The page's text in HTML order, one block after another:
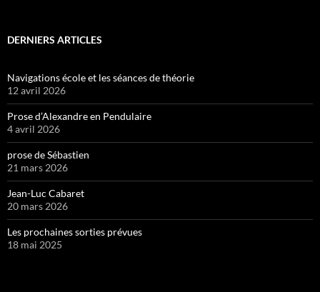
DERNIERS ARTICLES
Navigations école et les séances de théorie
12 avril 2026
Prose d’Alexandre en Pendulaire
4 avril 2026
prose de Sébastien
21 mars 2026
Jean-Luc Cabaret
20 mars 2026
Les prochaines sorties prévues
18 mai 2025